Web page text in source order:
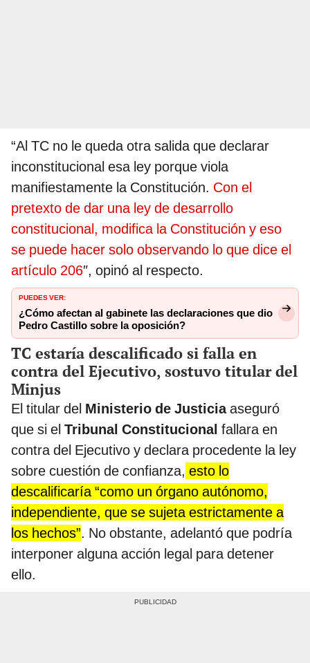
“Al TC no le queda otra salida que declarar
inconstitucional esa ley porque viola
manifiestamente la Constitución. Con el
pretexto de dar una ley de desarrollo
constitucional, modifica la Constitución y eso
se puede hacer solo observando lo que dice el
artículo 206″, opinó al respecto.
PUEDES VER:
¿Cómo afectan al gabinete las declaraciones que dio
Pedro Castillo sobre la oposición?
TC estaría descalificado si falla en
contra del Ejecutivo, sostuvo titular del
Minjus
El titular del Ministerio de Justiciaaseguró
que si el Tribunal Constitucional fallara en
contra del Ejecutivo y declara procedente la ley
sobre cuestión de confianza, esto lo
descalificaría “como un órgano autónomo,
independiente, que se sujeta estrictamente a
los hechos”. No obstante, adelantó que podría
interponer alguna acción legal para detener
ello.